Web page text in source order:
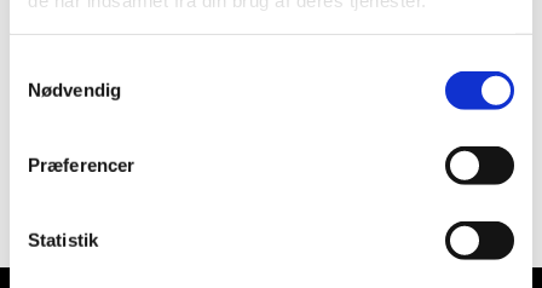
Nødvendig
Præferencer
Statistik